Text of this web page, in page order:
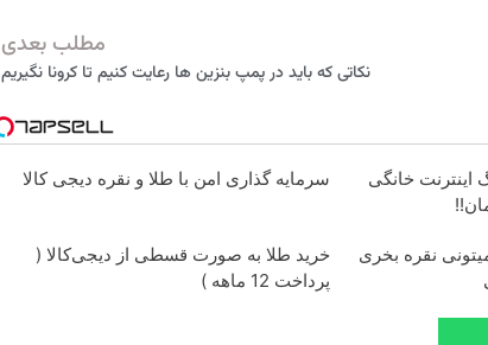
مطلب بعدی
نکاتی که باید در پمپ بنزین ها رعایت کنیم تا کرونا نگیریم
3000گیگ اینترنت خانگی
سرمایه گذاری امن با طلا و نقره دیجی کالا
نقره بخری
خرید طلا به صورت قسطی از دیجی‌کالا (
پرداخت 12 ماهه )